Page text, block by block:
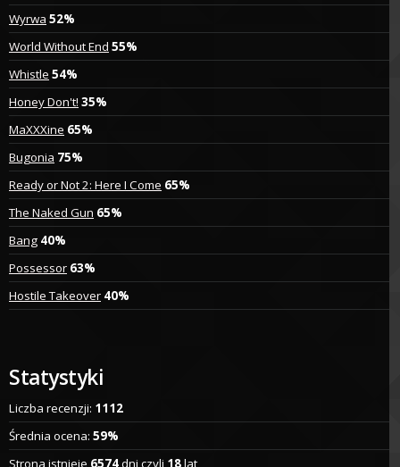
Wyrwa 52%
World Without End 55%
Whistle 54%
Honey Don't! 35%
MaXXXine 65%
Bugonia 75%
Ready or Not 2: Here I Come 65%
The Naked Gun 65%
Bang 40%
Possessor 63%
Hostile Takeover 40%
Statystyki
Liczba recenzji: 1112
Średnia ocena: 59%
Strona istnieje 6574dni czyli 18lat